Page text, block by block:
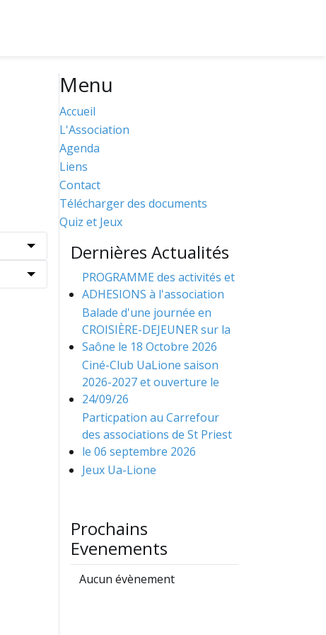
Menu
Accueil
L'Association
Agenda
Liens
Contact
Télécharger des documents
Quiz et Jeux
Dernières Actualités
PROGRAMME des activités et
ADHESIONS à l'association
Balade d'une journée en
CROISIÈRE-DEJEUNER sur la
Saône le 18 Octobre 2026
Ciné-Club UaLione saison
2026-2027 et ouverture le
24/09/26
Particpation au Carrefour
des associations de St Priest
le 06 septembre 2026
Jeux Ua-Lione
Prochains
Evenements
Aucun évènement